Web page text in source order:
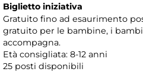
Biglietto iniziativa
Gratuito fino ad esaurimento
gratuito per le bambine, i
accompagna.
Età consigliata: 8-12 anni
25 posti disponibili